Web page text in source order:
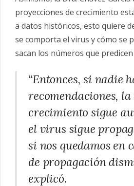
proyecciones de crecimiento
a datos históricos, esto quiere
se comporta el virus y cómo se
sacan los números que
“Entonces, si nadie
recomendaciones,
crecimiento sigue
el virus sigue
si nos quedamos en
de propagación
explicó.